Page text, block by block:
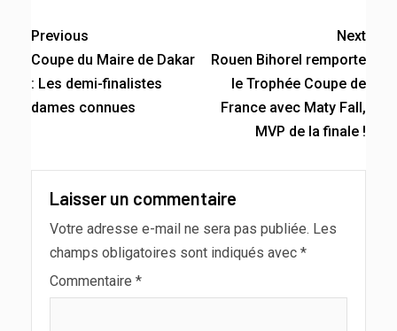
Previous
Coupe du Maire de Dakar
: Les demi-finalistes
dames connues
Next
Rouen Bihorel remporte
le Trophée Coupe de
France avec Maty Fall,
MVP de la finale !
Laisser un commentaire
Votre adresse e-mail ne sera pas publiée. Les
champs obligatoires sont indiqués avec *
Commentaire *